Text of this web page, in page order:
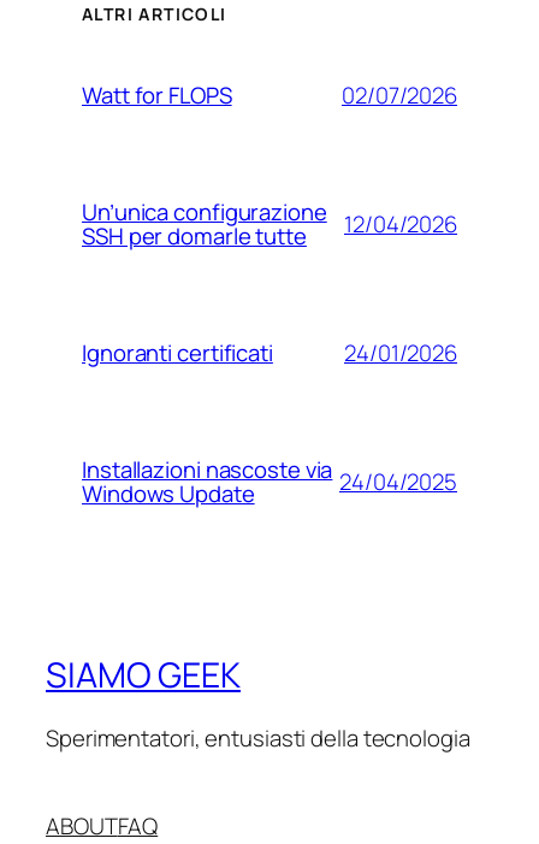
ALTRI ARTICOLI
Watt for FLOPS 02/07/2026
Un’unica configurazione
SSH per domarle tutte 12/04/2026
Ignoranti certificati 24/01/2026
Installazioni nascoste via
Windows Update 24/04/2025
SIAMO GEEK
Sperimentatori, entusiasti della tecnologia
ABOUTFAQ